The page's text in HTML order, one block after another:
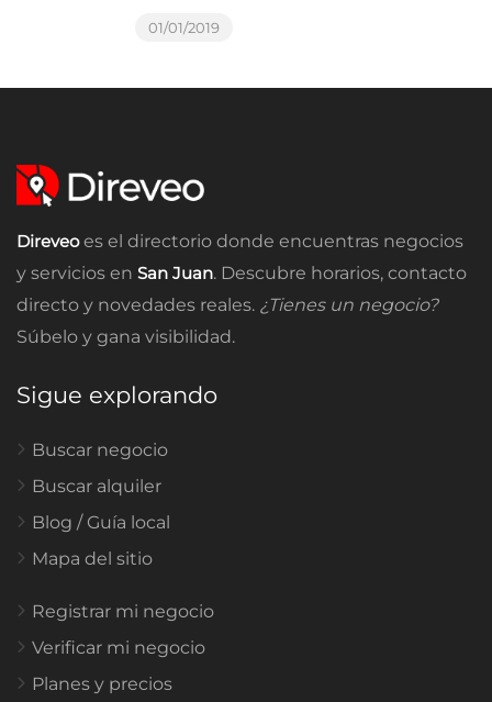
01/01/2019
Direveoes el directorio donde encuentras negocios
y servicios en San Juan. Descubre horarios, contacto
directo y novedades reales. ¿Tienes un negocio?
Súbelo y gana visibilidad.
Sigue explorando
Buscar negocio
Buscar alquiler
Blog / Guía local
Mapa del sitio
Registrar mi negocio
Verificar mi negocio
Planes y precios